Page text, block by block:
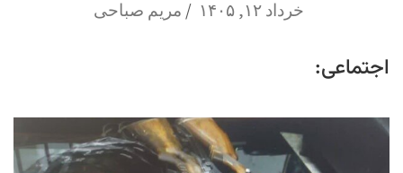
خرداد ۱۲, ۱۴۰۵ مریم صباحی
اجتماعی: